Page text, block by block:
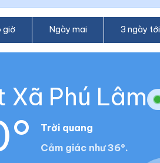
giờ Ngày mai 3 ngày tới
Phú Lâm
Trời quang
Cảm giác như 36°.